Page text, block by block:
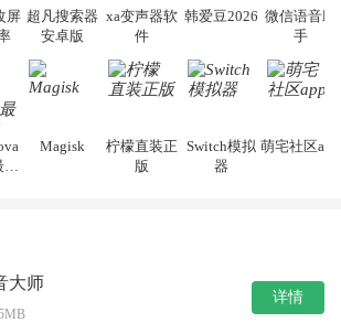
屏 超凡搜索器
安卓版
xa变声器软
件
韩爱豆2026 微信语音助
手
Magisk
柠檬直装正
版
Switch模拟
器
萌宅社区app
大师
详情